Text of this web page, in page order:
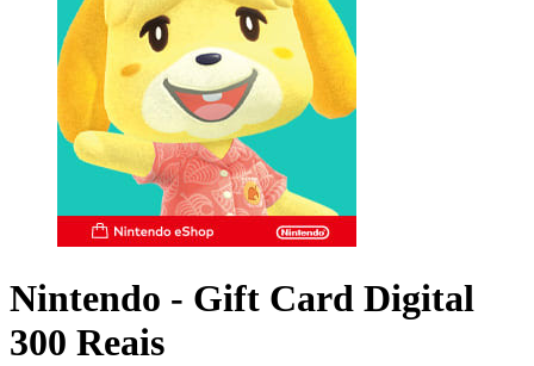
Nintendo - Gift Card Digital
300 Reais